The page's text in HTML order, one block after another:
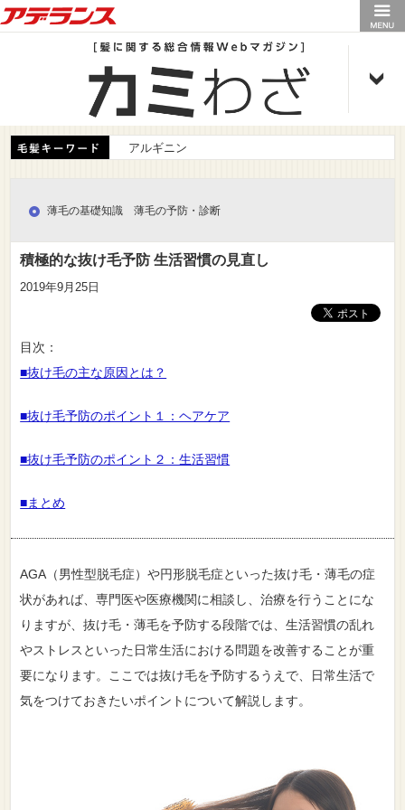
アデランス
アルギニン
薄毛の基礎知識 薄毛の予防・診断
積極的な抜け毛予防 生活習慣の見直し
2019年9月25日
目次：
■抜け毛の主な原因とは？
■抜け毛予防のポイント１：ヘアケア
■抜け毛予防のポイント２：生活習慣
■まとめ
AGA（男性型脱毛症）や円形脱毛症といった抜け毛・薄毛の症
状があれば、専門医や医療機関に相談し、治療を行うことにな
りますが、抜け毛・薄毛を予防する段階では、生活習慣の乱れ
やストレスといった日常生活における問題を改善することが重
要になります。ここでは抜け毛を予防するうえで、日常生活で
気をつけておきたいポイントについて解説します。